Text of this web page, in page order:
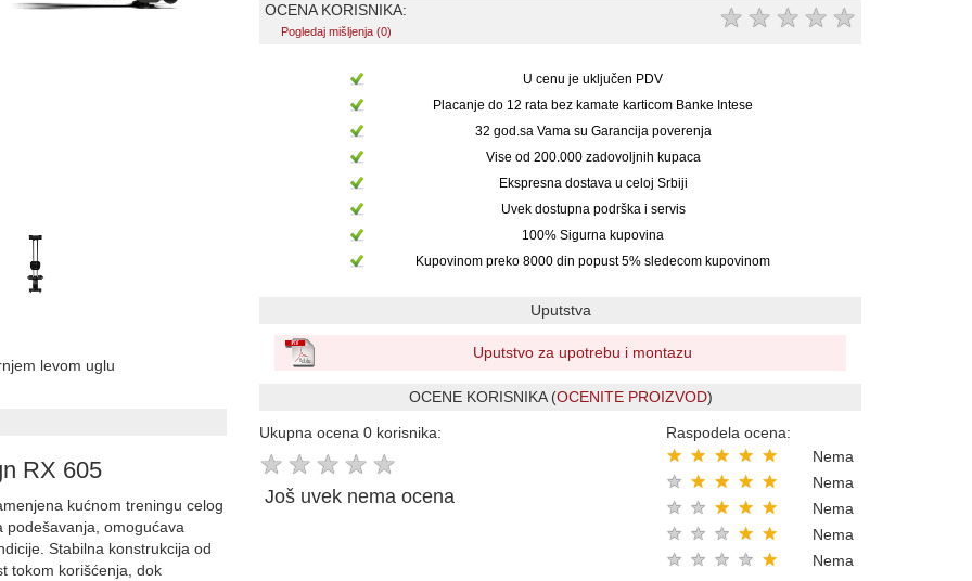
levom uglu
RX 605
kućnom treningu celog
podešavanja, omogućava
Stabilna konstrukcija od
tokom korišćenja, dok
OCENA KORISNIKA:
Pogledaj mišljenja (0) ★ ★ ★ ★ ★
U cenu je uključen PDV
Placanje do 12 rata bez kamate karticom Banke Intese
32 god.sa Vama su Garancija poverenja
Vise od 200.000 zadovoljnih kupaca
Ekspresna dostava u celoj Srbiji
Uvek dostupna podrška i servis
100% Sigurna kupovina
Kupovinom preko 8000 din popust 5% sledecom kupovinom
Uputstva
Uputstvo za upotrebu i montazu
OCENE KORISNIKA (OCENITE PROIZVOD)
Ukupna ocena 0 korisnika:
★ ★ ★ ★ ★
Još uvek nema ocena
Raspodela ocena:
★
★
★
★
★ Nema
★
★
★
★
★ Nema
★
★
★
★
★ Nema
★
★
★
★
★ Nema
★
★
★
★
★ Nema